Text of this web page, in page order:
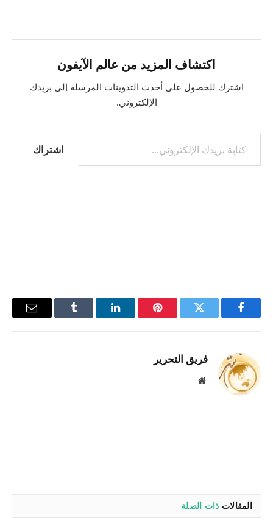
اكتشاف المزيد من عالم الآيفون
اشترك للحصول على أحدث التدوينات المرسلة إلى بريدك
الإلكتروني.
كتابة بريدك الإلكتروني...
اشتراك
فيسبوك تويتر بينتيريستلينكدإن Tumblr
البريد
فريق التحرير
موقع
المقالات ذات الصلة